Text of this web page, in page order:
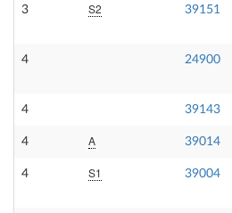
3 S2 39151
4 24900
4 39143
4 A 39014
4 S1 39004